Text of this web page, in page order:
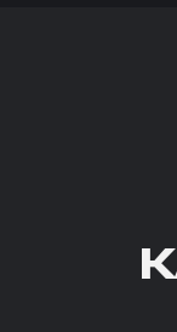
КАРТА